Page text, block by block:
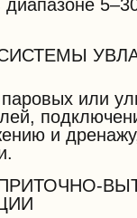
диапазоне
или
и